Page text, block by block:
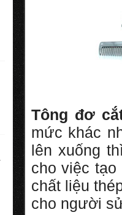
Tông đơ
mức khác
lên xuống
cho việc
chất liệu
cho người